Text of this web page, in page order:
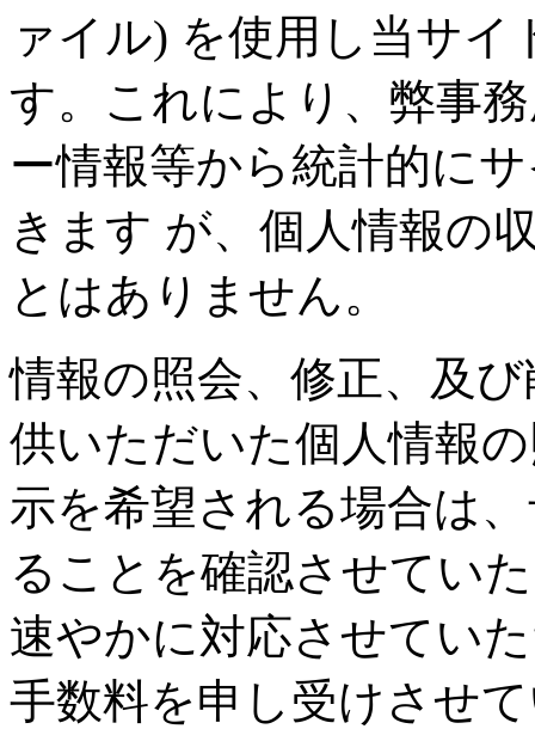
ァイル) を使用し当サ
す。これにより、弊事
ー情報等から統計的に
きます が、個人情報の
とはありません。
情報の照会、修正、及
供いただいた個人情報
示を希望される場合は
ることを確認させてい
速やかに対応させてい
手数料を申し受けさせ